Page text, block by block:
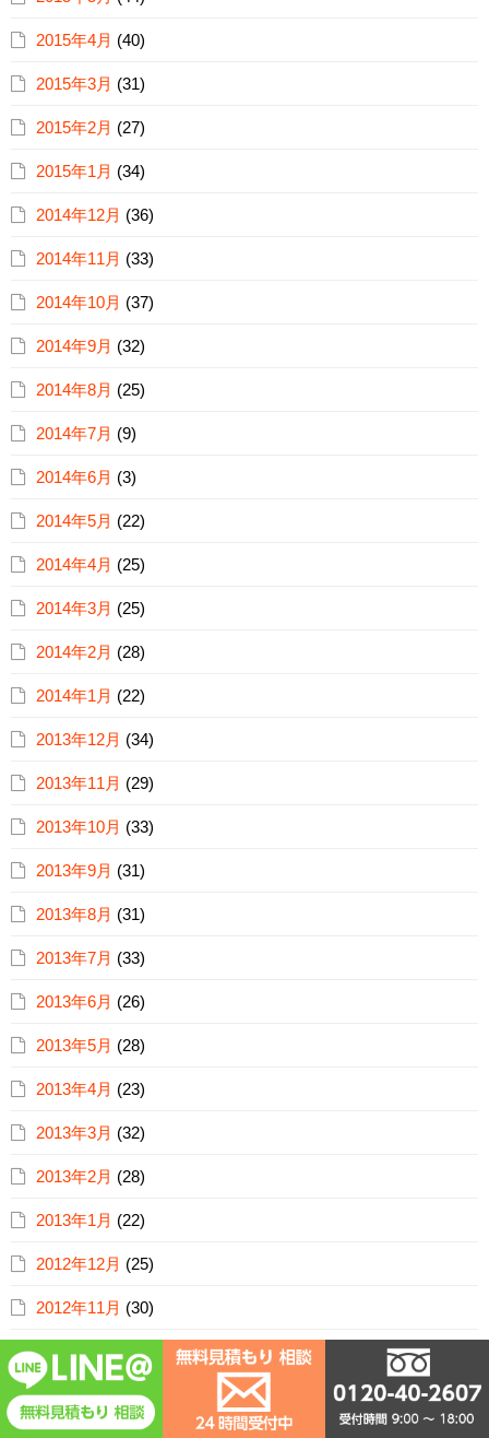
2015年4月 (40)
2015年3月 (31)
2015年2月 (27)
2015年1月 (34)
2014年12月 (36)
2014年11月 (33)
2014年10月 (37)
2014年9月 (32)
2014年8月 (25)
2014年7月 (9)
2014年6月 (3)
2014年5月 (22)
2014年4月 (25)
2014年3月 (25)
2014年2月 (28)
2014年1月 (22)
2013年12月 (34)
2013年11月 (29)
2013年10月 (33)
2013年9月 (31)
2013年8月 (31)
2013年7月 (33)
2013年6月 (26)
2013年5月 (28)
2013年4月 (23)
2013年3月 (32)
2013年2月 (28)
2013年1月 (22)
2012年12月 (25)
2012年11月 (30)
2012年10月(27)
2012年4月(2)